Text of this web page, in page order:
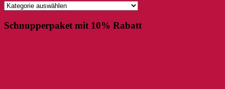
Kategorien
Schnupperpaket mit 10% Rabatt